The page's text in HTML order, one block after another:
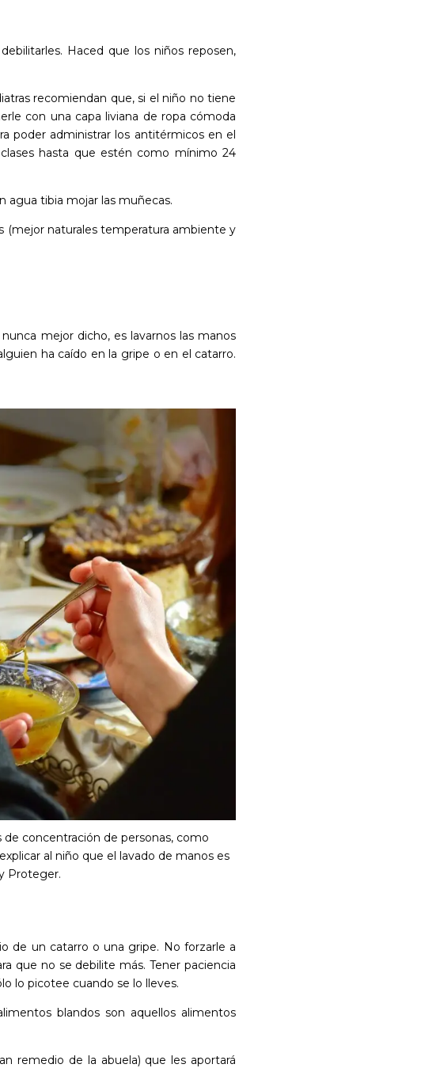
Haced que los niños reposen,
recomiendan que, si el niño no tiene
con una capa liviana de ropa cómoda
poder administrar los antitérmicos en el
hasta que estén como mínimo 24
agua tibia mojar las muñecas.
(mejor naturales temperatura ambiente y
mejor dicho, es lavarnos las manos
ha caído en la gripe o en el catarro.
de concentración de personas, como
al niño que el lavado de manos es
Proteger.
de un catarro o una gripe. No forzarle a
que no se debilite más. Tener paciencia
lo picotee cuando se lo lleves.
blandos son aquellos alimentos
remedio de la abuela) que les aportará